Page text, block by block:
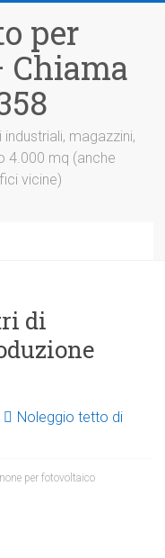
per
magazzini,
4.000 mq (anche
vicine)
di
Noleggio tetto di
per fotovoltaico